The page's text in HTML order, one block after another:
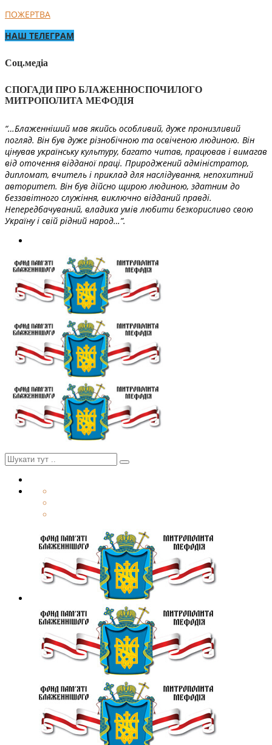
ПОЖЕРТВА
НАШ ТЕЛЕГРАМ
Соц.медіа
СПОГАДИ ПРО БЛАЖЕННОСПОЧИЛОГО
МИТРОПОЛИТА МЕФОДІЯ
“…Блаженніший мав якийсь особливий, дуже пронизливий
погляд. Він був дуже різнобічною та освіченою людиною. Він
цінував українську культуру, багато читав, працював і вимагав
від оточення відданої праці. Природжений адміністратор,
дипломат, вчитель і приклад для наслідування, непохитний
авторитет. Він був дійсно щирою людиною, здатним до
беззавітного служіння, виключно відданий правді.
Непередбачуваний, владика умів любити безкорисливо свою
Україну і свій рідний народ…”.